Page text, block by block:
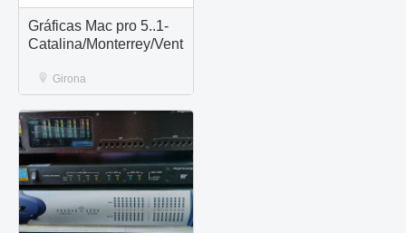
Gráficas Mac pro 5..1-
Catalina/Monterrey/Ventura/Sequoia
Girona